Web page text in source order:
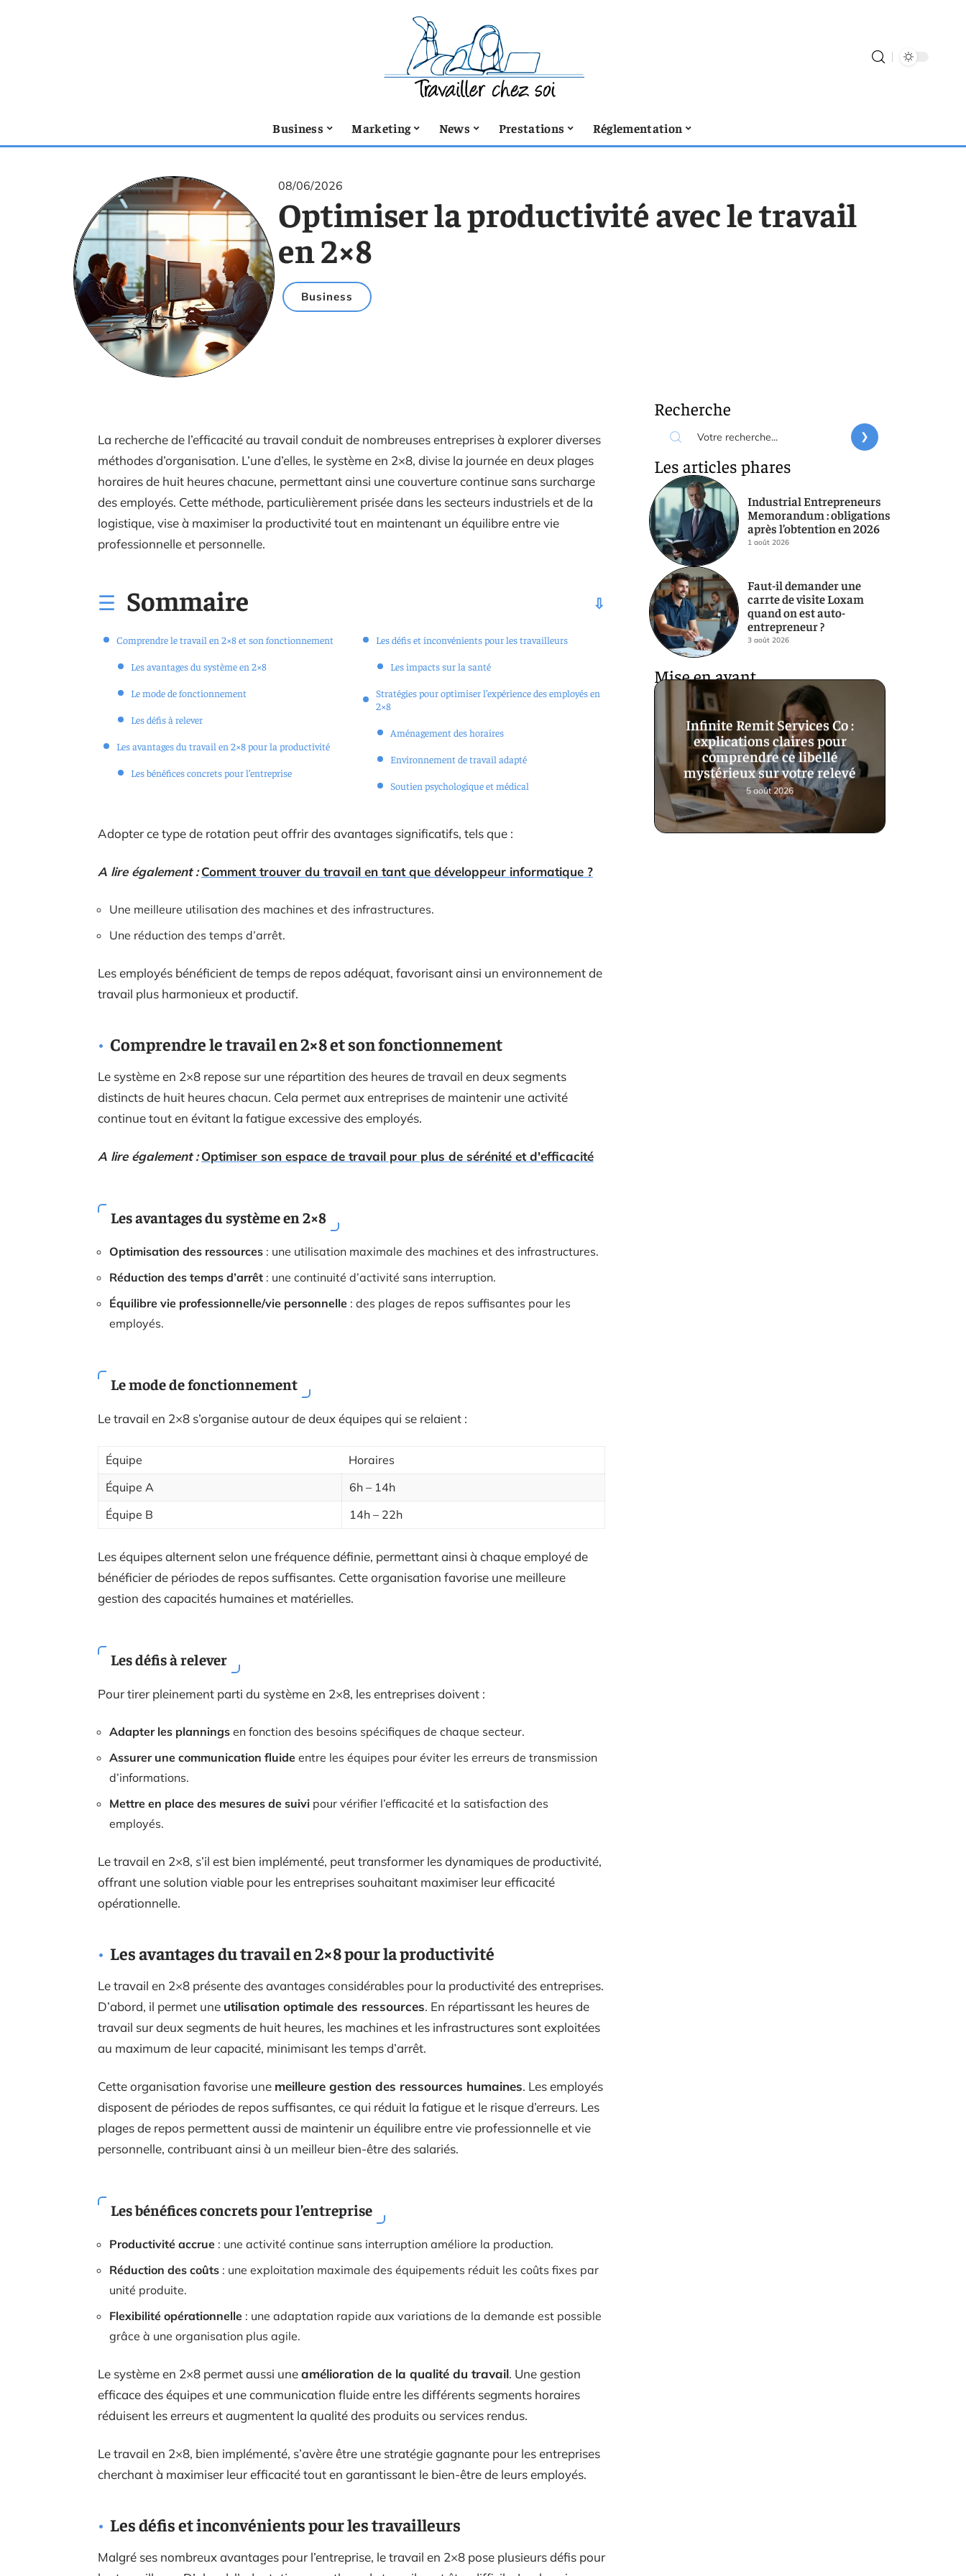
Business Marketing News Prestations Réglementation
08/06/2026
Optimiser la productivité avec le travail
en 2×8
Business
La recherche de l’efficacité au travail conduit de nombreuses entreprises à explorer diverses
méthodes d’organisation. L’une d’elles, le système en 2×8, divise la journée en deux plages
horaires de huit heures chacune, permettant ainsi une couverture continue sans surcharge
des employés. Cette méthode, particulièrement prisée dans les secteurs industriels et de la
logistique, vise à maximiser la productivité tout en maintenant un équilibre entre vie
professionnelle et personnelle.
Sommaire
Comprendre le travail en 2×8 et son fonctionnement
Les avantages du système en 2×8
Le mode de fonctionnement
Les défis à relever
Les avantages du travail en 2×8 pour la productivité
Les bénéfices concrets pour l’entreprise
Les défis et inconvénients pour les travailleurs
Les impacts sur la santé
Stratégies pour optimiser l’expérience des employés en
2×8
Aménagement des horaires
Environnement de travail adapté
Soutien psychologique et médical
Adopter ce type de rotation peut offrir des avantages significatifs, tels que :
A lire également : Comment trouver du travail en tant que développeur informatique ?
Une meilleure utilisation des machines et des infrastructures.
Une réduction des temps d’arrêt.
Les employés bénéficient de temps de repos adéquat, favorisant ainsi un environnement de
travail plus harmonieux et productif.
Comprendre le travail en 2×8 et son fonctionnement
Le système en 2×8 repose sur une répartition des heures de travail en deux segments
distincts de huit heures chacun. Cela permet aux entreprises de maintenir une activité
continue tout en évitant la fatigue excessive des employés.
A lire également : Optimiser son espace de travail pour plus de sérénité et d'efficacité
Les avantages du système en 2×8
Optimisation des ressources : une utilisation maximale des machines et des infrastructures.
Réduction des temps d’arrêt : une continuité d’activité sans interruption.
Équilibre vie professionnelle/vie personnelle : des plages de repos suffisantes pour les
employés.
Le mode de fonctionnement
Le travail en 2×8 s’organise autour de deux équipes qui se relaient :
Équipe
Horaires
Équipe A
6h – 14h
Équipe B
14h – 22h
Les équipes alternent selon une fréquence définie, permettant ainsi à chaque employé de
bénéficier de périodes de repos suffisantes. Cette organisation favorise une meilleure
gestion des capacités humaines et matérielles.
Les défis à relever
Pour tirer pleinement parti du système en 2×8, les entreprises doivent :
Adapter les plannings en fonction des besoins spécifiques de chaque secteur.
Assurer une communication fluide entre les équipes pour éviter les erreurs de transmission
d’informations.
Mettre en place des mesures de suivi pour vérifier l’efficacité et la satisfaction des
employés.
Le travail en 2×8, s’il est bien implémenté, peut transformer les dynamiques de productivité,
offrant une solution viable pour les entreprises souhaitant maximiser leur efficacité
opérationnelle.
Les avantages du travail en 2×8 pour la productivité
Le travail en 2×8 présente des avantages considérables pour la productivité des entreprises.
D’abord, il permet une utilisation optimale des ressources. En répartissant les heures de
travail sur deux segments de huit heures, les machines et les infrastructures sont exploitées
au maximum de leur capacité, minimisant les temps d’arrêt.
Cette organisation favorise une meilleure gestion des ressources humaines. Les employés
disposent de périodes de repos suffisantes, ce qui réduit la fatigue et le risque d’erreurs. Les
plages de repos permettent aussi de maintenir un équilibre entre vie professionnelle et vie
personnelle, contribuant ainsi à un meilleur bien-être des salariés.
Les bénéfices concrets pour l’entreprise
Productivité accrue : une activité continue sans interruption améliore la production.
Réduction des coûts : une exploitation maximale des équipements réduit les coûts fixes par
unité produite.
Flexibilité opérationnelle : une adaptation rapide aux variations de la demande est possible
grâce à une organisation plus agile.
Le système en 2×8 permet aussi uneamélioration de la qualité du travail. Une gestion
efficace des équipes et une communication fluide entre les différents segments horaires
réduisent les erreurs et augmentent la qualité des produits ou services rendus.
Le travail en 2×8, bien implémenté, s’avère être une stratégie gagnante pour les entreprises
cherchant à maximiser leur efficacité tout en garantissant le bien-être de leurs employés.
Les défis et inconvénients pour les travailleurs
Malgré ses nombreux avantages pour l’entreprise, le travail en 2×8 pose plusieurs défis pour
Recherche
Les articles phares
Industrial Entrepreneurs
Memorandum : obligations
après l’obtention en 2026
1 août 2026
Faut-il demander une
carrte de visite Loxam
quand on est auto-
entrepreneur ?
3 août 2026
Mise en avant
Infinite Remit Services Co :
explications claires pour
comprendre ce libellé
mystérieux sur votre relevé
5 août 2026